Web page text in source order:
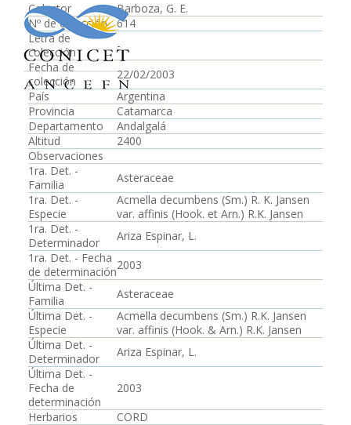
Colector
Barboza, G. E.
Nº de colección
614
Letra de
colección
-
Fecha de
colección
22/02/2003
País
Argentina
Provincia
Catamarca
Departamento
Andalgalá
Altitud
2400
Observaciones
1ra. Det. -
Familia
Asteraceae
1ra. Det. -
Especie
Acmella decumbens (Sm.) R. K. Jansen
var. affinis (Hook. et Arn.) R.K. Jansen
1ra. Det. -
Determinador
Ariza Espinar, L.
1ra. Det. - Fecha
de determinación2003
Última Det. -
Familia
Asteraceae
Última Det. -
Especie
Acmella decumbens (Sm.) R.K. Jansen
var. affinis (Hook. & Arn.) R.K. Jansen
Última Det. -
Determinador
Ariza Espinar, L.
Última Det. -
Fecha de
determinación
2003
Herbarios
CORD